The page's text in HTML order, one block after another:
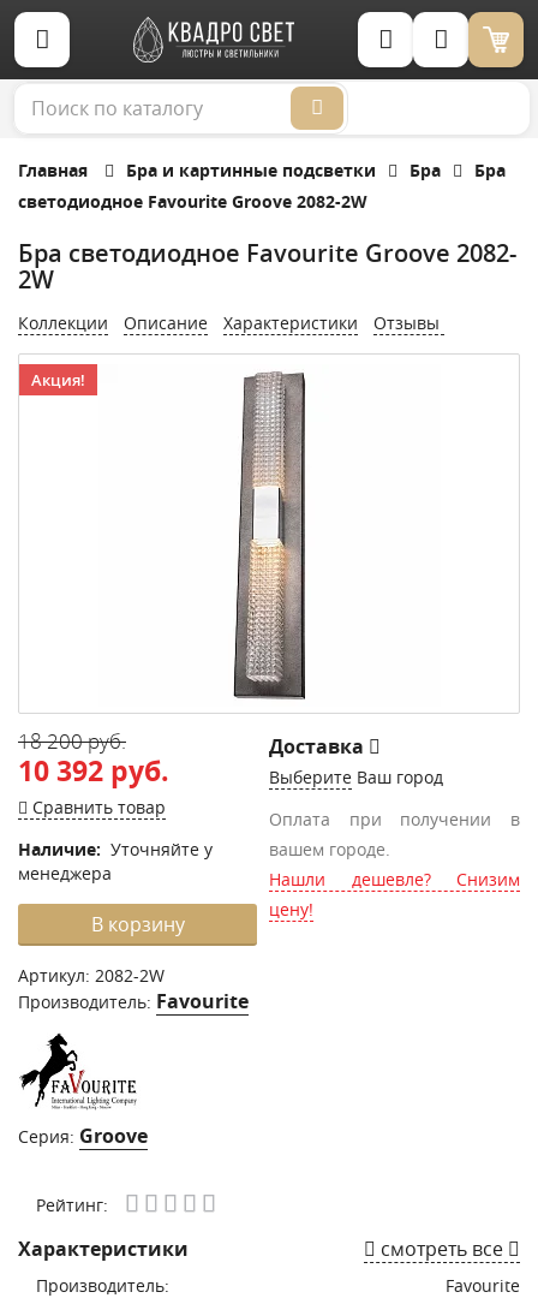
Корзина (0)
Главная Бра и картинные подсветки Бра
Бра
светодиодное Favourite Groove 2082-2W
Бра светодиодное Favourite Groove 2082-
2W
Коллекции Описание Характеристики Отзывы
Акция!
18 200 руб.
10 392 руб.
Сравнить товар
Наличие: Уточняйте у
менеджера
В корзину
Артикул: 2082-2W
Производитель: Favourite
Серия: Groove
Доставка
Выберите Ваш город
Оплата при получении в
вашем городе.
Нашли дешевле? Снизим
цену!
Рейтинг:
Характеристики смотреть все
Производитель:
Favourite